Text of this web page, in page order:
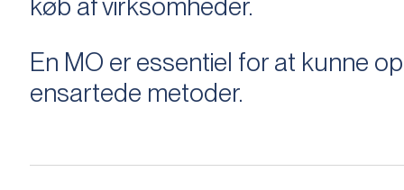
køb af virksomheder.
En MO er essentiel for at kunne
ensartede metoder.